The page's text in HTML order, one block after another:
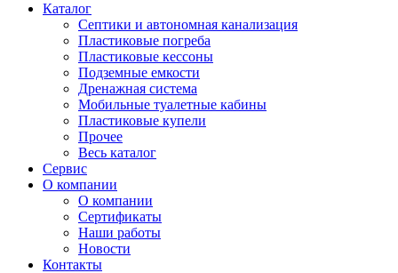
Каталог
Септики и автономная канализация
Пластиковые погреба
Пластиковые кессоны
Подземные емкости
Дренажная система
Мобильные туалетные кабины
Пластиковые купели
Прочее
Весь каталог
Сервис
О компании
О компании
Сертификаты
Наши работы
Новости
Контакты